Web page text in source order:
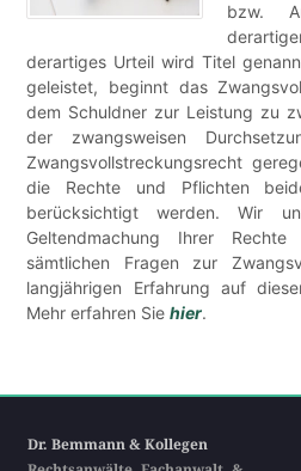
bzw.
derartiges Urteil wird Titel
geleistet, beginnt das
dem Schuldner zur Leistung zu
der zwangsweisen
Zwangsvollstreckungsrecht
die Rechte und Pflichten
berücksichtigt werden. Wir
Geltendmachung Ihrer
sämtlichen Fragen zur
langjährigen Erfahrung auf
Mehr erfahren Siehier.
Dr. Bemmann & Kollegen